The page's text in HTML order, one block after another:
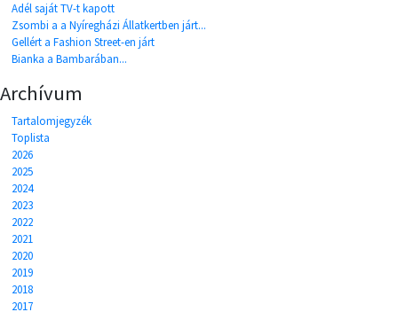
Adél saját TV-t kapott
Zsombi a a Nyíregházi Állatkertben járt...
Gellért a Fashion Street-en járt
Bianka a Bambarában...
Archívum
Tartalomjegyzék
Toplista
2026
2025
2024
2023
2022
2021
2020
2019
2018
2017